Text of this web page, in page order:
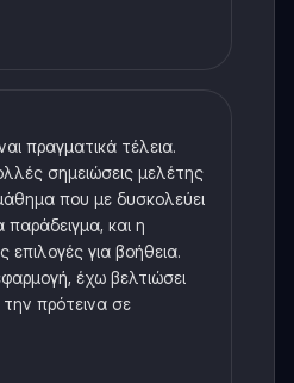
πραγματικά τέλεια.
σημειώσεις μελέτης
που με δυσκολεύει
παράδειγμα, και η
επιλογές για βοήθεια.
έχω βελτιώσει
πρότεινα σε